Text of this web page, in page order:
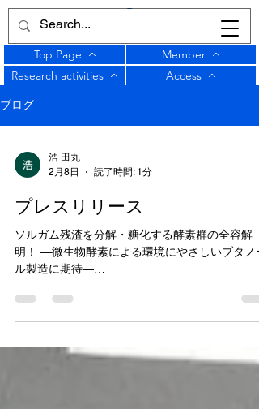
Top Page
Member
Research activities
Access
ブログ
浩 田丸
2月8日
読了時間: 1分
プレスリリース
ソルガム残渣を分解・糖化する酵素群の全容解
明！ ―微生物酵素による環境にやさしいブタノ
ル製造に期待―
02602026-04-sorghum.html